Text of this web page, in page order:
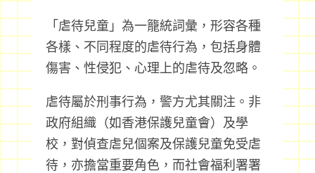
「虐待兒童」為一籠統詞彙，形容各種
各樣、不同程度的虐待行為，包括身體
傷害、性侵犯、心理上的虐待及忽略。
虐待屬於刑事行為，警方尤其關注。非
政府組織（如香港保護兒童會）及學
校，對偵查虐兒個案及保護兒童免受虐
待，亦擔當重要角色，而社會福利署署